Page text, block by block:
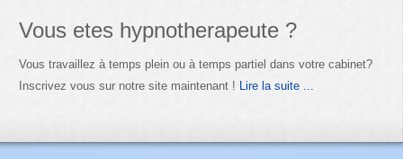
Vous etes hypnotherapeute ?
Vous travaillez à temps plein ou à temps partiel dans votre cabinet?
Inscrivez vous sur notre site maintenant ! Lire la suite ...